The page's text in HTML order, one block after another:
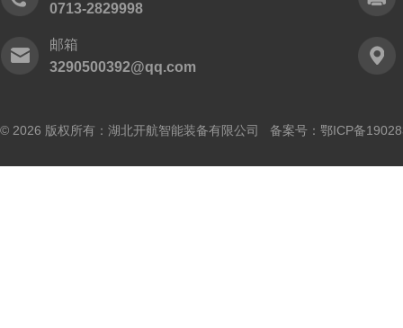
0713-2829998
邮箱
3290500392@qq.com
© 2026 版权所有：湖北开航智能装备有限公司 备案号： 鄂ICP备